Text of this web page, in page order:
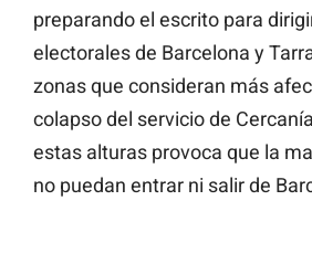
preparando el escrito para
electorales de Barcelona y
zonas que consideran más
colapso del servicio de
estas alturas provoca que la
no puedan entrar ni salir de